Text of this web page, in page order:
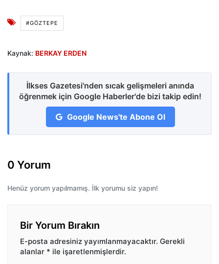
#GÖZTEPE
Kaynak: BERKAY ERDEN
İlkses Gazetesi'nden sıcak gelişmeleri anında
öğrenmek için Google Haberler'de bizi takip edin!
Google News'te Abone Ol
0 Yorum
Henüz yorum yapılmamış. İlk yorumu siz yapın!
Bir Yorum Bırakın
E-posta adresiniz yayımlanmayacaktır. Gerekli
alanlar * ile işaretlenmişlerdir.